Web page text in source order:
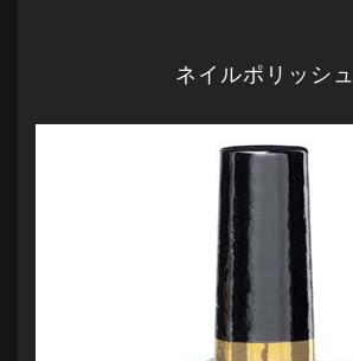
ネイルポリッシュ